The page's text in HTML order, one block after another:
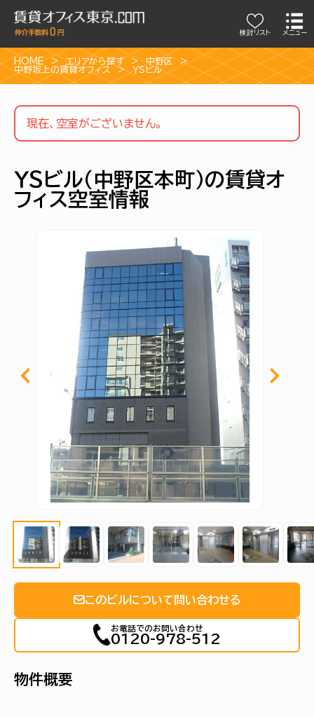
検討リスト メニュー
HOME エリアから探す
中野区
中野坂上の賃貸オフィス
ＹＳビル
現在、空室がございません。
ＹＳビル（中野区本町）の賃貸オ
フィス空室情報
このビルについて問い合わせる
お電話でのお問い合わせ
0120-978-512
物件概要